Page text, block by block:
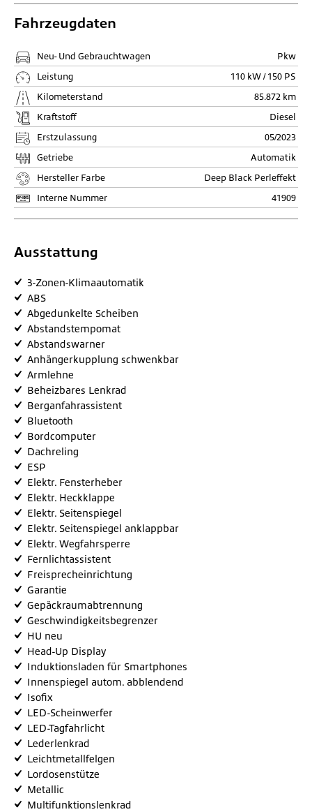
Fahrzeugdaten
Neu- Und Gebrauchtwagen
Pkw
Leistung
110 kW / 150 PS
Kilometerstand
85.872 km
Kraftstoff
Diesel
Erstzulassung
05/2023
Getriebe
Automatik
Hersteller Farbe
Deep Black Perleffekt
Interne Nummer
41909
Ausstattung
3-Zonen-Klimaautomatik
ABS
Abgedunkelte Scheiben
Abstandstempomat
Abstandswarner
Anhängerkupplung schwenkbar
Armlehne
Beheizbares Lenkrad
Berganfahrassistent
Bluetooth
Bordcomputer
Dachreling
ESP
Elektr. Fensterheber
Elektr. Heckklappe
Elektr. Seitenspiegel
Elektr. Seitenspiegel anklappbar
Elektr. Wegfahrsperre
Fernlichtassistent
Freisprecheinrichtung
Garantie
Gepäckraumabtrennung
Geschwindigkeitsbegrenzer
HU neu
Head-Up Display
Induktionsladen für Smartphones
Innenspiegel autom. abblendend
Isofix
LED-Scheinwerfer
LED-Tagfahrlicht
Lederlenkrad
Leichtmetallfelgen
Lordosenstütze
Metallic
Multifunktionslenkrad